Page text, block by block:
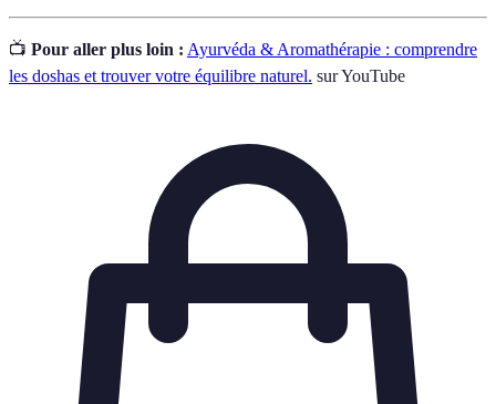
📺 Pour aller plus loin : Ayurvéda & Aromathérapie : comprendre
les doshas et trouver votre équilibre naturel. sur YouTube